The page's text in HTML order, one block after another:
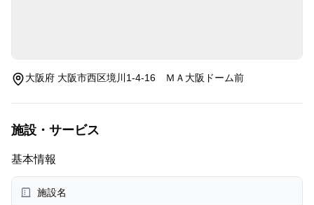
大阪府 大阪市西区境川1-4-16 ＭＡ大阪ドーム前
施設・サービス
基本情報
施設名